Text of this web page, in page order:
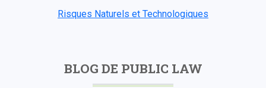
Risques Naturels et Technologiques
BLOG DE PUBLIC LAW